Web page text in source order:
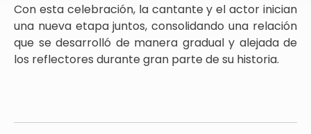
Con esta celebración, la cantante y el actor inician
una nueva etapa juntos, consolidando una relación
que se desarrolló de manera gradual y alejada de
los reflectores durante gran parte de su historia.